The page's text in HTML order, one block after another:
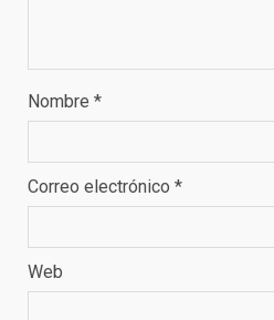
Nombre *
Correo electrónico *
Web